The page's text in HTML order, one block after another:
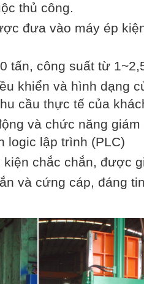
thủ công.
đưa vào máy ép
tấn, công suất từ
khiển và hình dạng
cầu thực tế của
và chức năng
logic lập trình (PLC)
kiện chắc chắn, được
và cứng cáp, đáng